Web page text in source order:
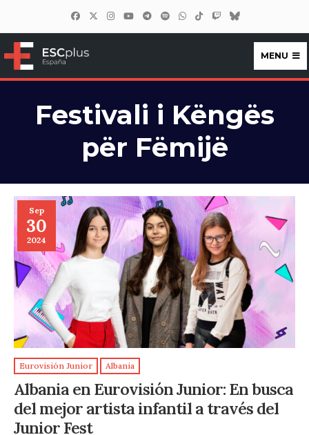
ESCplus España
MENU
Festivali i Këngës
për Fëmijë
Sep
30
2024
Eurovisión Junior Albania
Albania en Eurovisión Junior: En busca
del mejor artista infantil a través del
Junior Fest